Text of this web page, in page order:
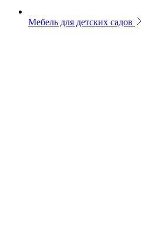
Мебель для детских садов